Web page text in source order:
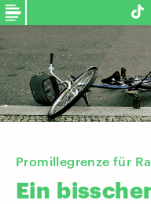
Promillegrenze für
Ein